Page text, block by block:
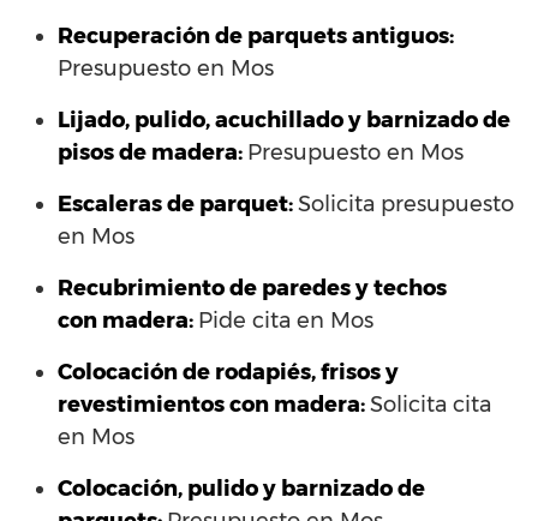
Recuperación de parquets antiguos:
Presupuesto en Mos
Lijado, pulido, acuchillado y barnizado de
pisos de madera: Presupuesto en Mos
Escaleras de parquet:Solicita presupuesto
en Mos
Recubrimiento de paredes y techos
con madera: Pide cita en Mos
Colocación de rodapiés, frisos y
revestimientos con madera:Solicita cita
en Mos
Colocación, pulido y barnizado de